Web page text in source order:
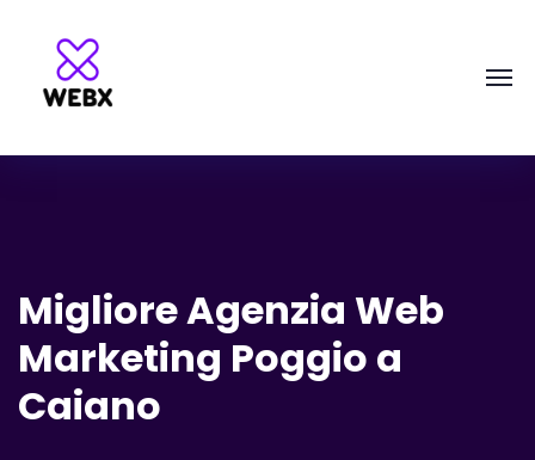
Migliore Agenzia Web
Marketing Poggio a
Caiano